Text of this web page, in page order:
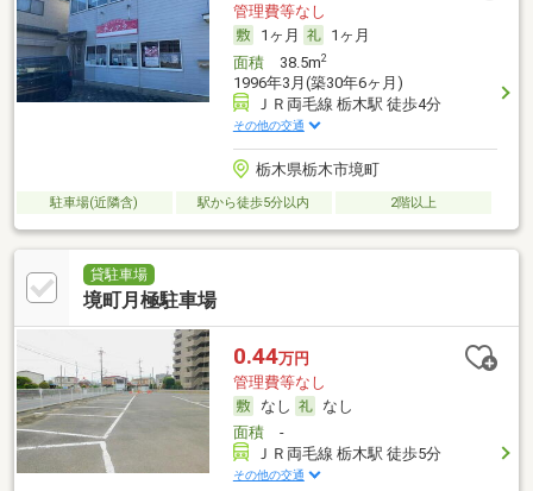
管理費等なし
1ヶ月
1ヶ月
面積38.5m2
1996年3月(築30年6ヶ月)
ＪＲ両毛線 栃木駅 徒歩4分
その他の交通
栃木県栃木市境町
駐車場(近隣含) 駅から徒歩5分以内 2階以上
貸駐車場
境町月極駐車場
0.44万円
管理費等なし
なし
なし
面積-
ＪＲ両毛線 栃木駅 徒歩5分
その他の交通